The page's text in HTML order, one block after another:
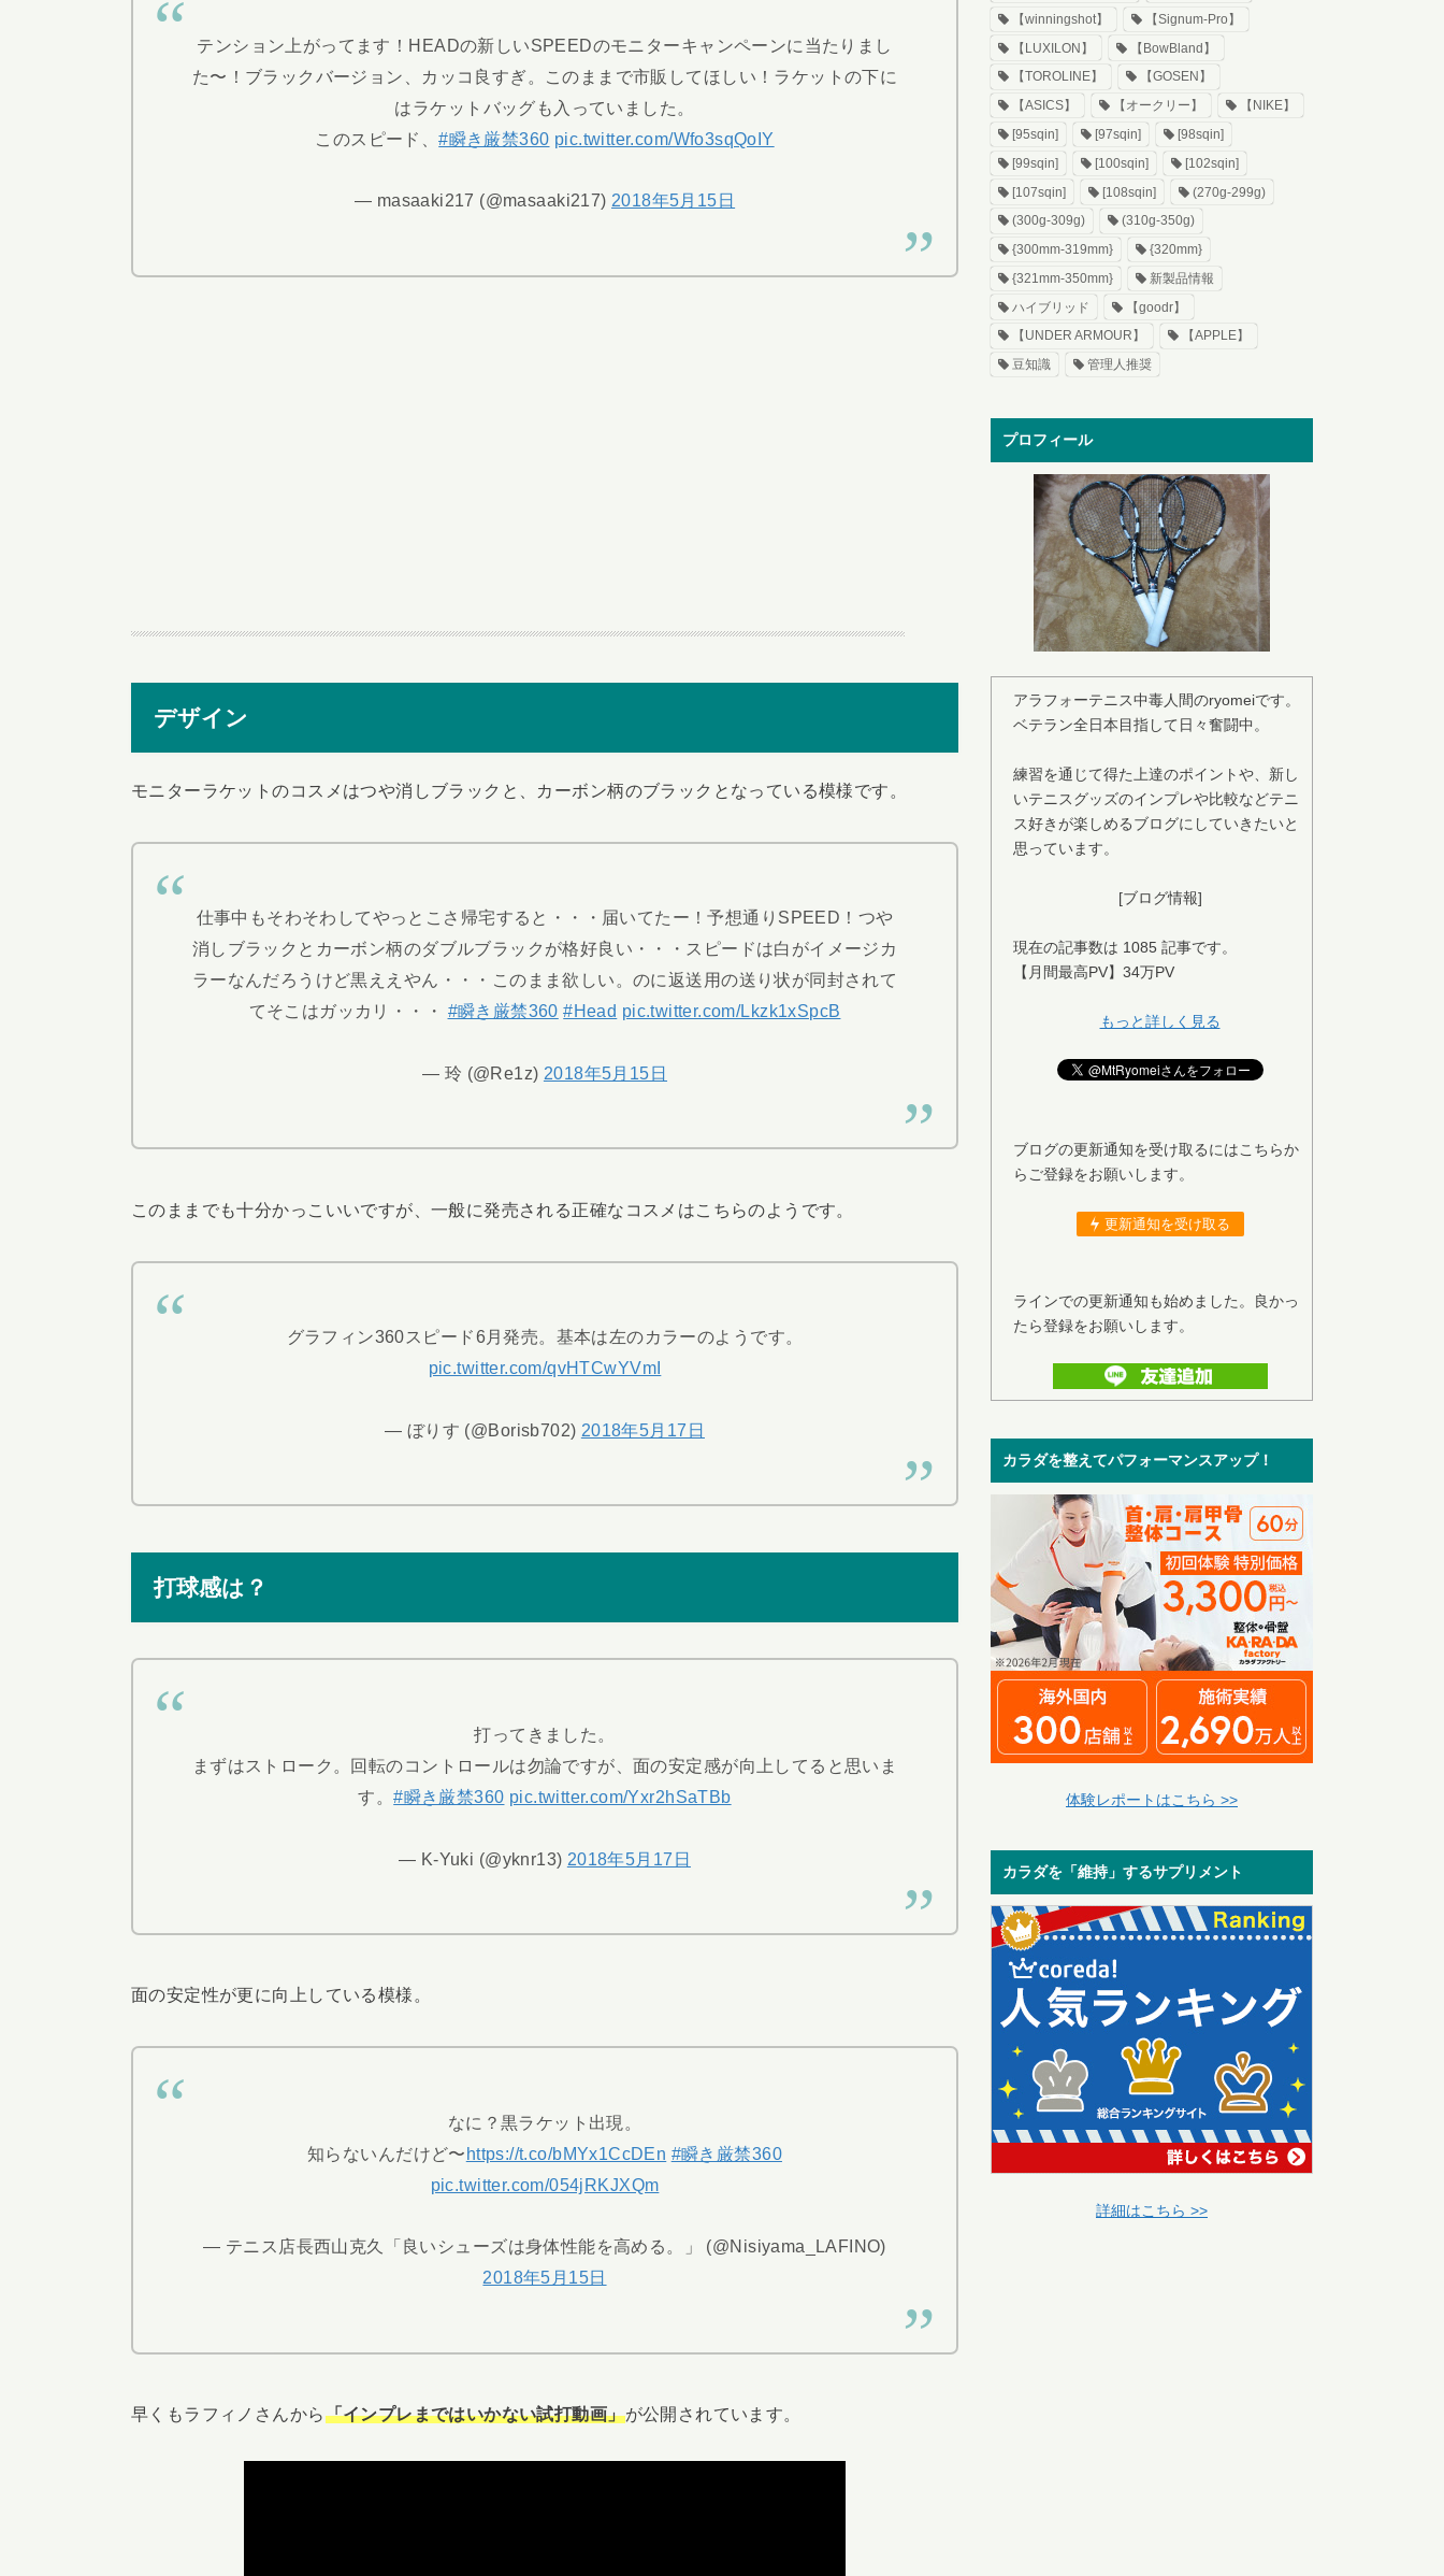
テンション上がってます！HEADの新しいSPEEDのモニターキャンペーンに当たりまし
た〜！ブラックバージョン、カッコ良すぎ。このままで市販してほしい！ラケットの下に
はラケットバッグも入っていました。
このスピード、#瞬き厳禁360 pic.twitter.com/Wfo3sqQoIY
— masaaki217 (@masaaki217) 2018年5月15日
デザイン
モニターラケットのコスメはつや消しブラックと、カーボン柄のブラックとなっている模様です。
仕事中もそわそわしてやっとこさ帰宅すると・・・届いてたー！予想通りSPEED！つや
消しブラックとカーボン柄のダブルブラックが格好良い・・・スピードは白がイメージカ
ラーなんだろうけど黒ええやん・・・このまま欲しい。のに返送用の送り状が同封されて
てそこはガッカリ・・・ #瞬き厳禁360 #Head pic.twitter.com/Lkzk1xSpcB
— 玲 (@Re1z) 2018年5月15日
このままでも十分かっこいいですが、一般に発売される正確なコスメはこちらのようです。
グラフィン360スピード6月発売。基本は左のカラーのようです。
pic.twitter.com/qvHTCwYVmI
— ぼりす (@Borisb702) 2018年5月17日
打球感は？
打ってきました。
まずはストローク。回転のコントロールは勿論ですが、面の安定感が向上してると思いま
す。#瞬き厳禁360 pic.twitter.com/Yxr2hSaTBb
— K-Yuki (@yknr13) 2018年5月17日
面の安定性が更に向上している模様。
なに？黒ラケット出現。
知らないんだけど〜https://t.co/bMYx1CcDEn #瞬き厳禁360
pic.twitter.com/054jRKJXQm
— テニス店長西山克久「良いシューズは身体性能を高める。」 (@Nisiyama_LAFINO)
2018年5月15日
早くもラフィノさんから「インプレまではいかない試打動画」が公開されています。
【winningshot】
【Signum-Pro】
【LUXILON】
【BowBland】
【TOROLINE】
【GOSEN】
【ASICS】
【オークリー】
【NIKE】
[95sqin]
[97sqin]
[98sqin]
[99sqin]
[100sqin]
[102sqin]
[107sqin]
[108sqin]
(270g-299g)
(300g-309g)
(310g-350g)
{300mm-319mm}
{320mm}
{321mm-350mm}
新製品情報
ハイブリッド
【goodr】
【UNDER ARMOUR】
【APPLE】
豆知識
管理人推奨
プロフィール
アラフォーテニス中毒人間のryomeiです。
ベテラン全日本目指して日々奮闘中。
練習を通じて得た上達のポイントや、新し
いテニスグッズのインプレや比較などテニ
ス好きが楽しめるブログにしていきたいと
思っています。
[ブログ情報]
現在の記事数は 1085 記事です。
【月間最高PV】34万PV
もっと詳しく見る
ブログの更新通知を受け取るにはこちらか
らご登録をお願いします。
更新通知を受け取る
ラインでの更新通知も始めました。良かっ
たら登録をお願いします。
カラダを整えてパフォーマンスアップ！
体験レポートはこちら >>
カラダを「維持」するサプリメント
詳細はこちら >>